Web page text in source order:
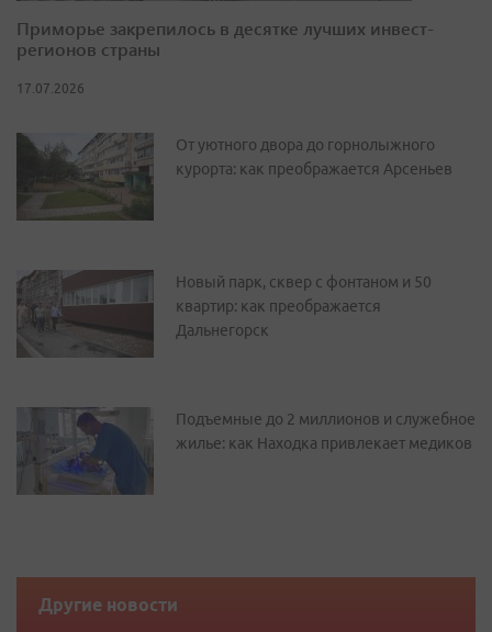
Приморье закрепилось в десятке лучших инвест-
регионов страны
17.07.2026
От уютного двора до горнолыжного
курорта: как преображается Арсеньев
Новый парк, сквер с фонтаном и 50
квартир: как преображается
Дальнегорск
Подъемные до 2 миллионов и служебное
жилье: как Находка привлекает медиков
Другие новости